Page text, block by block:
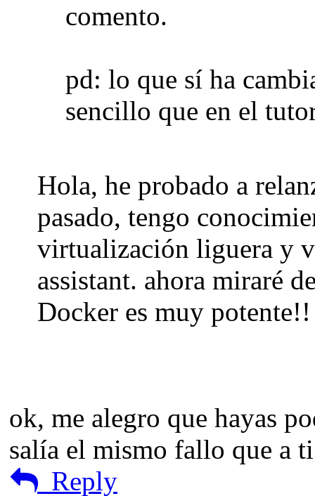
comento.
pd: lo que sí ha
sencillo que en el
Hola, he probado a
pasado, tengo
virtualización liguera y
assistant. ahora miraré
Docker es muy potente!!
ok, me alegro que hayas
salía el mismo fallo que a
Reply